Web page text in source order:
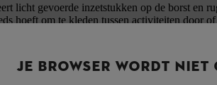
licht gevoerde inzetstukken op de borst en
hoeft om te kleden tussen activiteiten door
als losse jas of als extra warme laag onder
siert de linkerbovenarm. Buitenstof
JE BROWSER WORDT NIET